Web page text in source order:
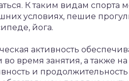
К таким видам спорта
условиях, пешие
йога.
активность
во время занятия, а также
и